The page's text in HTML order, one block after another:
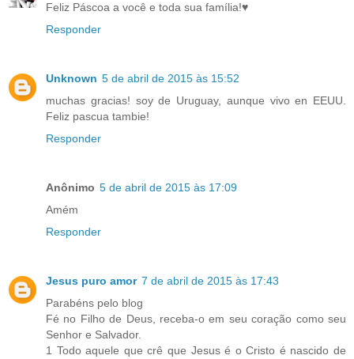
Feliz Páscoa a você e toda sua família!♥
Responder
Unknown 5 de abril de 2015 às 15:52
muchas gracias! soy de Uruguay, aunque vivo en EEUU.
Feliz pascua tambie!
Responder
Anônimo 5 de abril de 2015 às 17:09
Amém
Responder
Jesus puro amor 7 de abril de 2015 às 17:43
Parabéns pelo blog
Fé no Filho de Deus, receba-o em seu coração como seu
Senhor e Salvador.
1 Todo aquele que crê que Jesus é o Cristo é nascido de